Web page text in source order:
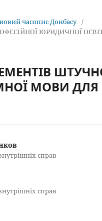
часопис Донбасу /
ЮРИДИЧНОЇ
МОВИ
справ
справ